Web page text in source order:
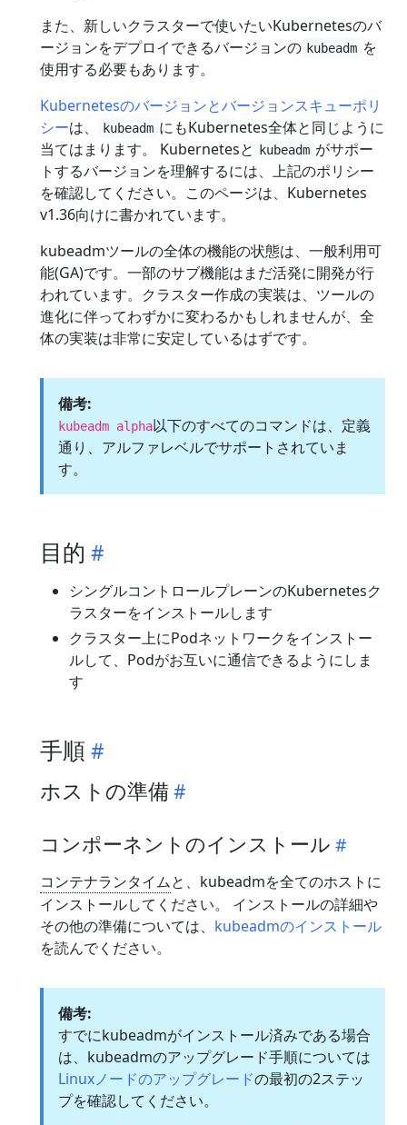
また、新しいクラスターで使いたいKubernetesのバ
ージョンをデプロイできるバージョンの kubeadm を
使用する必要もあります。
Kubernetesのバージョンとバージョンスキューポリ
シーは、 kubeadm にもKubernetes全体と同じように
当てはまります。 Kubernetesと
kubeadm がサポー
トするバージョンを理解するには、上記のポリシー
を確認してください。このページは、Kubernetes
v1.36向けに書かれています。
kubeadmツールの全体の機能の状態は、一般利用可
能(GA)です。一部のサブ機能はまだ活発に開発が行
われています。クラスター作成の実装は、ツールの
進化に伴ってわずかに変わるかもしれませんが、全
体の実装は非常に安定しているはずです。
備考:
kubeadm alpha以下のすべてのコマンドは、定義
通り、アルファレベルでサポートされていま
す。
目的
シングルコントロールプレーンのKubernetesク
ラスターをインストールします
クラスター上にPodネットワークをインストー
ルして、Podがお互いに通信できるようにしま
す
手順
ホストの準備
コンポーネントのインストール
コンテナランタイムと、kubeadmを全てのホストに
インストールしてください。 インストールの詳細や
その他の準備については、 kubeadmのインストール
を読んでください。
備考:
すでにkubeadmがインストール済みである場合
は、kubeadmのアップグレード手順については
Linuxノードのアップグレードの最初の2ステッ
プを確認してください。